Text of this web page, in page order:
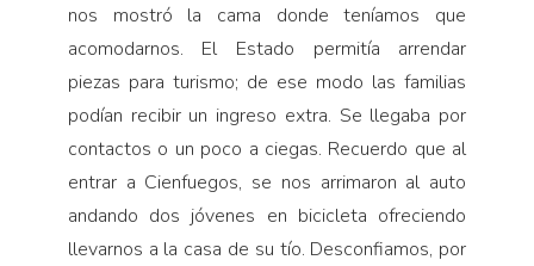
nos mostró la cama donde teníamos que
acomodarnos. El Estado permitía arrendar
piezas para turismo; de ese modo las familias
podían recibir un ingreso extra. Se llegaba por
contactos o un poco a ciegas. Recuerdo que al
entrar a Cienfuegos, se nos arrimaron al auto
andando dos jóvenes en bicicleta ofreciendo
llevarnos a la casa de su tío. Desconfiamos, por